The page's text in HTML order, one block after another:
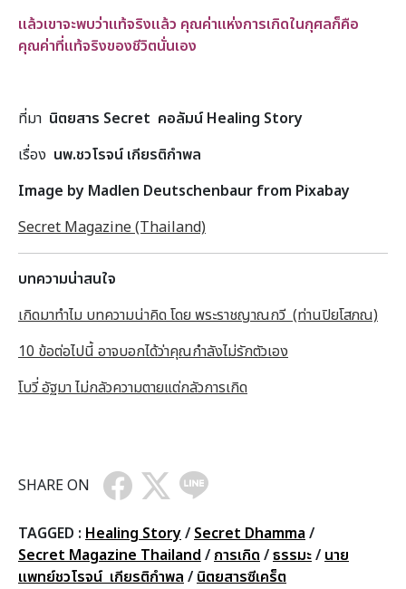
แล้วเขาจะพบว่าแท้จริงแล้ว คุณค่าแห่งการเกิดในกุศลก็คือ
คุณค่าที่แท้จริงของชีวิตนั่นเอง
ที่มา นิตยสาร Secret คอลัมน์ Healing Story
เรื่อง นพ.ชวโรจน์ เกียรติกำพล
Image by Madlen Deutschenbaur from Pixabay
Secret Magazine (Thailand)
บทความน่าสนใจ
เกิดมาทำไม บทความน่าคิด โดย พระราชญาณกวี (ท่านปิยโสภณ)
10 ข้อต่อไปนี้ อาจบอกได้ว่าคุณกำลังไม่รักตัวเอง
โบวี่ อัฐมา ไม่กลัวความตายแต่กลัวการเกิด
SHARE ON
TAGGED : Healing Story/ Secret Dhamma /
Secret Magazine Thailand / การเกิด /ธรรมะ/ นาย
แพทย์ชวโรจน์ เกียรติกำพล / นิตยสารซีเคร็ต